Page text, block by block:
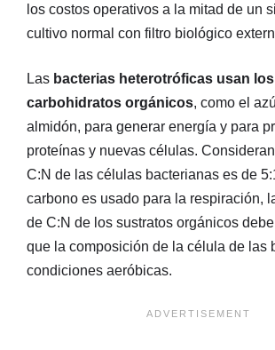
los costos operativos a la mitad de un
cultivo normal con filtro biológico
Las bacterias heterotróficas usan los
carbohidratos orgánicos, como el
almidón, para generar energía y para
proteínas y nuevas células.
C:N de las células bacterianas es de
carbono es usado para la respiración,
de C:N de los sustratos orgánicos
que la composición de la célula de las
condiciones aeróbicas.